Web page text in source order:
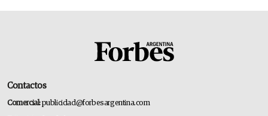
Contactos
Comercial:publicidad@forbesargentina.com